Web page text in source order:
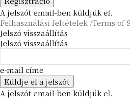
A jelszót email-ben küldjük el.
Felhasználási feltételek /Terms of
Jelszó visszaállítás
Jelszó visszaállítás
e-mail címe
A jelszót email-ben küldjük el.